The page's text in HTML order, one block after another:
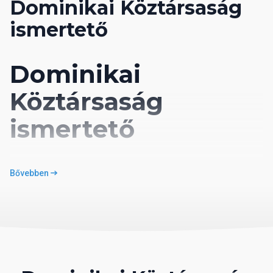
Dominikai Köztársaság
ismertető
Dominikai
Köztársaság
ismertető
“Ez a Föld legjobb, legtermékenyebb, legkellemesebb,
Bővebben